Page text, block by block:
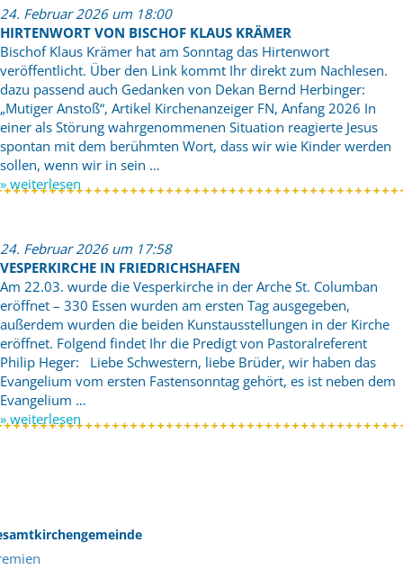
24. Februar 2026 um 18:00
HIRTENWORT VON BISCHOF KLAUS KRÄMER
Bischof Klaus Krämer hat am Sonntag das Hirtenwort
veröffentlicht. Über den Link kommt Ihr direkt zum Nachlesen.
dazu passend auch Gedanken von Dekan Bernd Herbinger:
„Mutiger Anstoß“, Artikel Kirchenanzeiger FN, Anfang 2026 In
einer als Störung wahrgenommenen Situation reagierte Jesus
spontan mit dem berühmten Wort, dass wir wie Kinder werden
sollen, wenn wir in sein …
» weiterlesen
24. Februar 2026 um 17:58
VESPERKIRCHE IN FRIEDRICHSHAFEN
Am 22.03. wurde die Vesperkirche in der Arche St. Columban
eröffnet – 330 Essen wurden am ersten Tag ausgegeben,
außerdem wurden die beiden Kunstausstellungen in der Kirche
eröffnet. Folgend findet Ihr die Predigt von Pastoralreferent
Philip Heger: Liebe Schwestern, liebe Brüder, wir haben das
Evangelium vom ersten Fastensonntag gehört, es ist neben dem
Evangelium …
» weiterlesen